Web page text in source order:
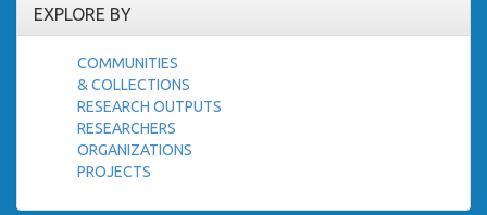
EXPLORE BY
COMMUNITIES
& COLLECTIONS
RESEARCH OUTPUTS
RESEARCHERS
ORGANIZATIONS
PROJECTS